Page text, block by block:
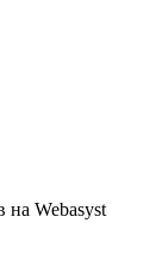
на Webasyst